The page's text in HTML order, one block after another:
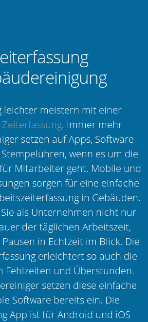
leichter meistern mit einer
Zeiterfassung. Immer mehr
setzen auf Apps, Software
wenn es um die
Mitarbeiter geht. Mobile und
sorgen für eine einfache
in Gebäuden.
als Unternehmen nicht nur
der täglichen Arbeitszeit,
in Echtzeit im Blick. Die
erleichtert so auch die
Fehlzeiten und Überstunden.
setzen diese einfache
Software bereits ein. Die
App ist für Android und iOS